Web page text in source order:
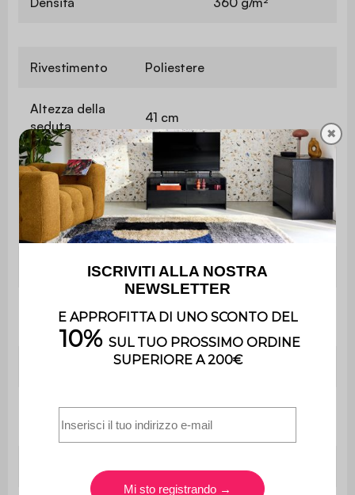
Rivestimento Poliestere
Altezza della
seduta
41 cm
Durezza seduta Dura
Convertibile a
letto
Sí
Tipo di letto Occasionale
Peso massimo
supportato
110 kg per sedile
Interno
Utilizzo esclusivamente
domestico
✖